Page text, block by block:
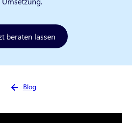
beraten lassen
Sie sind hier:
Blog